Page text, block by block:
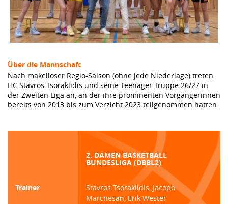
Über die Mannschaft
Nach makelloser Regio-Saison (ohne jede Niederlage) treten
HC Stavros Tsoraklidis und seine Teenager-Truppe 26/27 in
der Zweiten Liga an, an der ihre prominenten Vorgängerinnen
bereits von 2013 bis zum Verzicht 2023 teilgenommen hatten.
2. DAMEN BASKETBALL
BUNDESLIGA (DBBL2)
Trainer
Stavros Tsoraklidis, Jacopo
Marchesan, Erik Wester